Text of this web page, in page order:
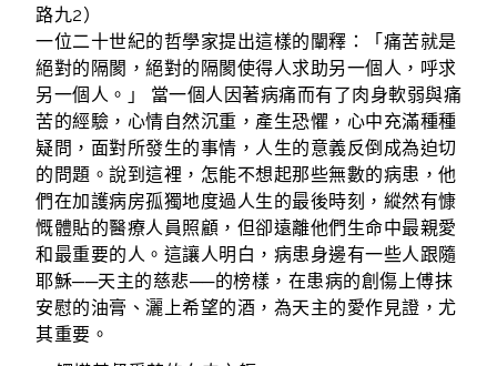
路九2）
一位二十世紀的哲學家提出這樣的闡釋：「痛苦就是
絕對的隔閡，絕對的隔閡使得人求助另一個人，呼求
另一個人。」 當一個人因著病痛而有了肉身軟弱與痛
苦的經驗，心情自然沉重，產生恐懼，心中充滿種種
疑問，面對所發生的事情，人生的意義反倒成為迫切
的問題。說到這裡，怎能不想起那些無數的病患，他
們在加護病房孤獨地度過人生的最後時刻，縱然有慷
慨體貼的醫療人員照顧，但卻遠離他們生命中最親愛
和最重要的人。這讓人明白，病患身邊有一些人跟隨
耶穌──天主的慈悲──的榜樣，在患病的創傷上傅抹
安慰的油膏、灑上希望的酒，為天主的愛作見證，尤
其重要。